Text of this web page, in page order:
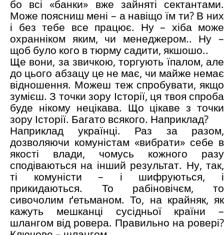
бо всі «банки» вже зайняті сектантами.
Може поясниш мені – а навіщо їм ти? В них
і без тебе все працює. Ну – хіба може
охранніком яким, чи менеджером.. Ну –
щоб було кого в тюрму садити, якшошо..
Ще вони, за звичкою, торгують їпалом, але
до цього абзацу це не має, чи майже немає
відношення. Можеш теж спробувати, якщо
зумієш. З точки зору Історії, ця твоя спроба
буде нікому нецікава. Що цікаве з точки
зору Історії. Багато всякого. Наприклад?
Наприклад українці. Раз за разом,
дозволяючи комуністам «вибрати» себе в
якості влади, чомусь кожного разу
сподіваються на інший результат. Ну, так,
ті комуністи – і шифруються, і
прикидаються. То рабіновічєм, то
сивочолим ґетьманом. То, на крайняк, як
кажуть мешканці сусідньої країни –
шлангом від ровера. Правильно на ровері?